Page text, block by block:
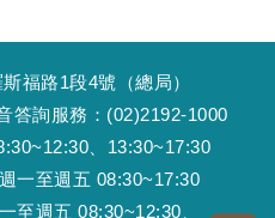
福路1段4號（總局）
答詢服務：(02)2192-1000
、13:30~17:30
一至週五 08:30~17:30
至週五 08:30~12:30、